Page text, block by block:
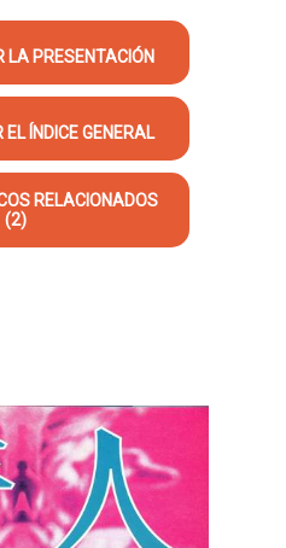
LA PRESENTACIÓN
EL ÍNDICE GENERAL
RELACIONADOS
(2)